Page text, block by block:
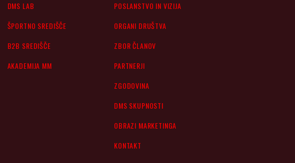
DMS LAB
ŠPORTNO SREDIŠČE
B2B SREDIŠČE
AKADEMIJA MM
POSLANSTVO IN VIZIJA
ORGANI DRUŠTVA
ZBOR ČLANOV
PARTNERJI
ZGODOVINA
DMS SKUPNOSTI
OBRAZI MARKETINGA
KONTAKT